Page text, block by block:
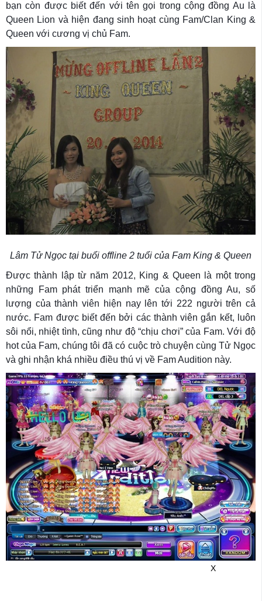
bạn còn được biết đến với tên gọi trong cộng đồng Au là
Queen Lion và hiện đang sinh hoạt cùng Fam/Clan King &
Queen với cương vị chủ Fam.
Lâm Tử Ngọc tại buổi offline 2 tuổi của Fam King & Queen
Được thành lập từ năm 2012, King & Queen là một trong
những Fam phát triển mạnh mẽ của cộng đồng Au, số
lượng của thành viên hiện nay lên tới 222 người trên cả
nước. Fam được biết đến bởi các thành viên gắn kết, luôn
sôi nổi, nhiệt tình, cũng như độ “chịu chơi” của Fam. Với độ
hot của Fam, chúng tôi đã có cuộc trò chuyện cùng Tử Ngọc
và ghi nhận khá nhiều điều thú vị về Fam Audition này.
X